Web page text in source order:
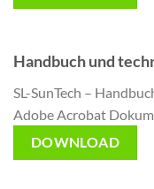
Handbuch und
SL-SunTech –
Adobe Acrobat
DOWNLOAD